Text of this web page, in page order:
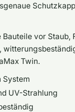
vor
Twin.
System
UV-Strahlung